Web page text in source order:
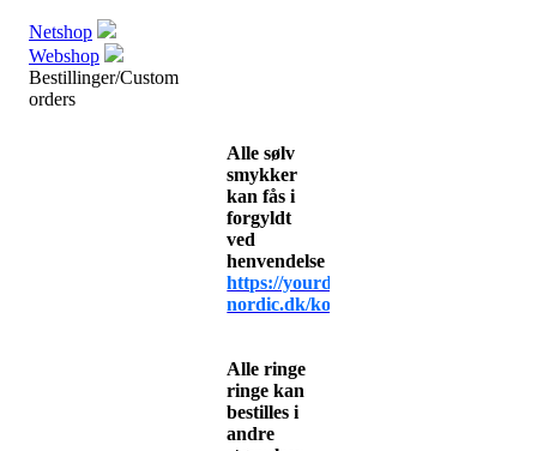
Netshop
Webshop
Bestillinger/Custom
orders
Alle sølv
smykker
kan fås i
forgyldt
ved
henvendelse
https://yourdesign-
nordic.dk/kontakt
Alle ringe
ringe kan
bestilles i
andre